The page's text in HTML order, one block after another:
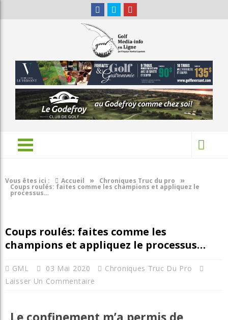
Vous êtes ici : Accueil » Chroniques Truc du pro »
Coups roulés: faites comme les champions et appliquez le
processus…
Coups roulés: faites comme les
champions et appliquez le processus…
GML 03 Mai 2020
Chroniques Truc Du Pro
Laisser Un Commentaire